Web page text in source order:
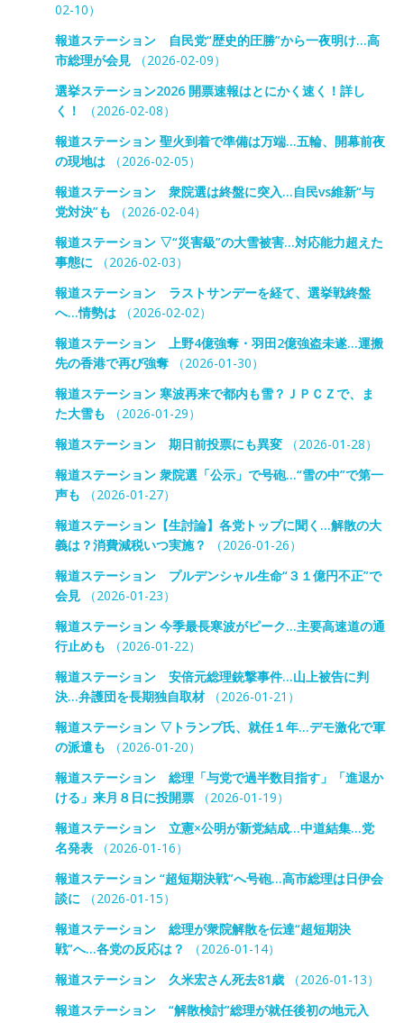
02-10）
報道ステーション 自民党“歴史的圧勝”から一夜明け…高
市総理が会見（2026-02-09）
選挙ステーション2026 開票速報はとにかく速く！詳し
く！
（2026-02-08）
報道ステーション 聖火到着で準備は万端…五輪、開幕前夜
の現地は（2026-02-05）
報道ステーション 衆院選は終盤に突入…自民vs維新“与
党対決”も （2026-02-04）
報道ステーション ▽“災害級”の大雪被害…対応能力超えた
事態に（2026-02-03）
報道ステーション ラストサンデーを経て、選挙戦終盤
へ…情勢は（2026-02-02）
報道ステーション 上野4億強奪・羽田2億強盗未遂…運搬
先の香港で再び強奪（2026-01-30）
報道ステーション 寒波再来で都内も雪？ＪＰＣＺで、ま
た大雪も （2026-01-29）
報道ステーション 期日前投票にも異変（2026-01-28）
報道ステーション 衆院選「公示」で号砲…“雪の中”で第一
声も （2026-01-27）
報道ステーション【生討論】各党トップに聞く…解散の大
義は？消費減税いつ実施？
（2026-01-26）
報道ステーション プルデンシャル生命“３１億円不正”で
会見（2026-01-23）
報道ステーション 今季最長寒波がピーク…主要高速道の通
行止めも （2026-01-22）
報道ステーション 安倍元総理銃撃事件…山上被告に判
決…弁護団を長期独自取材（2026-01-21）
報道ステーション ▽トランプ氏、就任１年…デモ激化で軍
の派遣も （2026-01-20）
報道ステーション 総理「与党で過半数目指す」「進退か
ける」来月８日に投開票（2026-01-19）
報道ステーション 立憲×公明が新党結成…中道結集…党
名発表（2026-01-16）
報道ステーション “超短期決戦”へ号砲…高市総理は日伊会
談に（2026-01-15）
報道ステーション 総理が衆院解散を伝達“超短期決
戦”へ…各党の反応は？
（2026-01-14）
報道ステーション 久米宏さん死去81歳（2026-01-13）
報道ステーション “解散検討”総理が就任後初の地元入